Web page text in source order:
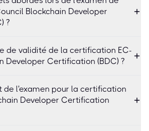
Blockchain Developer
?
de validité de la certification EC-
Developer Certification (BDC) ?
de l'examen pour la certification
Developer Certification